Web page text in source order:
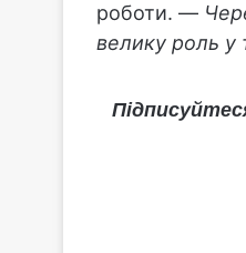
роботи. —
велику роль у